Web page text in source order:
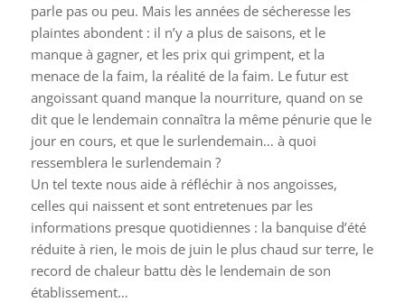
parle pas ou peu. Mais les années de sécheresse les
plaintes abondent : il n’y a plus de saisons, et le
manque à gagner, et les prix qui grimpent, et la
menace de la faim, la réalité de la faim. Le futur est
angoissant quand manque la nourriture, quand on se
dit que le lendemain connaîtra la même pénurie que le
jour en cours, et que le surlendemain… à quoi
ressemblera le surlendemain ?
Un tel texte nous aide à réfléchir à nos angoisses,
celles qui naissent et sont entretenues par les
informations presque quotidiennes : la banquise d’été
réduite à rien, le mois de juin le plus chaud sur terre, le
record de chaleur battu dès le lendemain de son
établissement…